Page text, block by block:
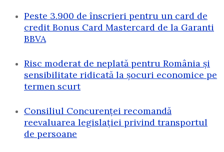
Peste 3.900 de înscrieri pentru un card de
credit Bonus Card Mastercard de la Garanti
BBVA
Risc moderat de neplată pentru România și
sensibilitate ridicată la șocuri economice pe
termen scurt
Consiliul Concurenței recomandă
reevaluarea legislației privind transportul
de persoane